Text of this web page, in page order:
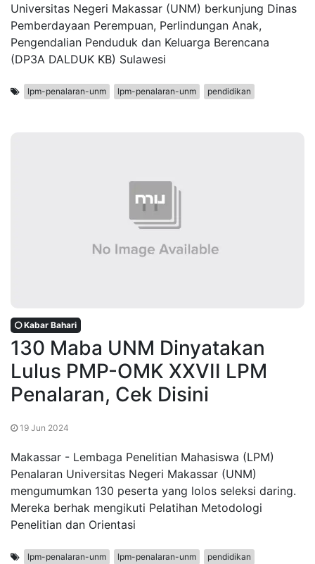
Universitas Negeri Makassar (UNM) berkunjung Dinas
Pemberdayaan Perempuan, Perlindungan Anak,
Pengendalian Penduduk dan Keluarga Berencana
(DP3A DALDUK KB) Sulawesi
lpm-penalaran-unm lpm-penalaran-unm pendidikan
Kabar Bahari
130 Maba UNM Dinyatakan
Lulus PMP-OMK XXVII LPM
Penalaran, Cek Disini
19 Jun 2024
Makassar - Lembaga Penelitian Mahasiswa (LPM)
Penalaran Universitas Negeri Makassar (UNM)
mengumumkan 130 peserta yang lolos seleksi daring.
Mereka berhak mengikuti Pelatihan Metodologi
Penelitian dan Orientasi
lpm-penalaran-unm lpm-penalaran-unm pendidikan